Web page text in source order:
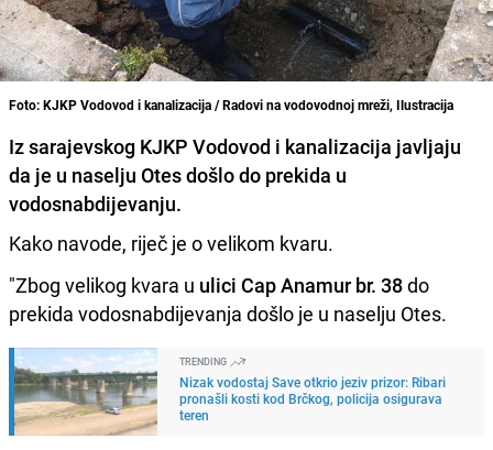
Foto: KJKP Vodovod i kanalizacija / Radovi na vodovodnoj mreži, Ilustracija
Iz sarajevskog KJKP Vodovod i kanalizacija javljaju
da je u naselju Otes došlo do prekida u
vodosnabdijevanju.
Kako navode, riječ je o velikom kvaru.
"Zbog velikog kvara u ulici Cap Anamur br. 38do
prekida vodosnabdijevanja došlo je u naselju Otes.
TRENDING
Nizak vodostaj Save otkrio jeziv prizor: Ribari
pronašli kosti kod Brčkog, policija osigurava
teren